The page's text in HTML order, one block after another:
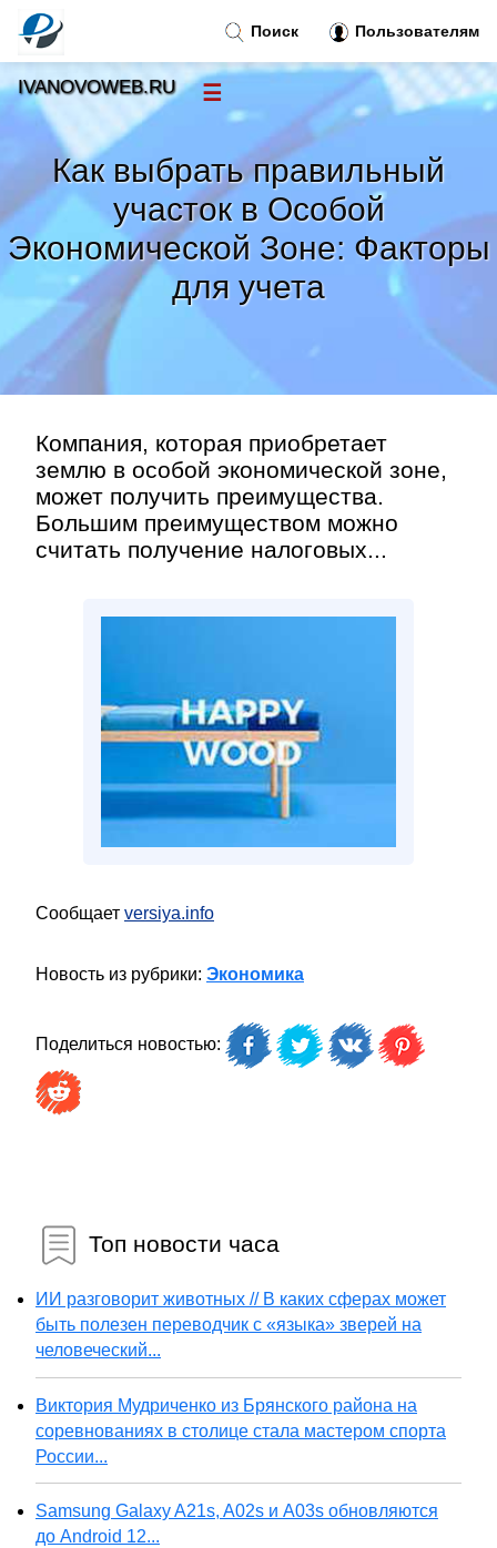
Как выбрать правильный
участок в Особой
Экономической Зоне: Факторы
для учета
Компания, которая приобретает
землю в особой экономической зоне,
может получить преимущества.
Большим преимуществом можно
считать получение налоговых...
Сообщает versiya.info
Новость из рубрики: Экономика
Поделиться новостью:
Топ новости часа
ИИ разговорит животных // В каких сферах может
быть полезен переводчик с «языка» зверей на
человеческий...
Виктория Мудриченко из Брянского района на
соревнованиях в столице стала мастером спорта
России...
Samsung Galaxy A21s, A02s и A03s обновляются
до Android 12...
Поиск Пользователям
IVANOVOWEB.RU ☰
Тренды новостей»
Рубрики»
Правила »